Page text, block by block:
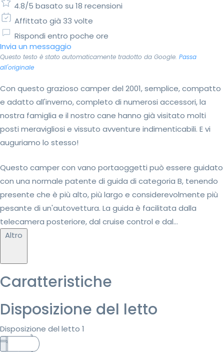
4.8/5 basato su 18 recensioni
Affittato già 33 volte
Rispondi entro poche ore
Invia un messaggio
Questo testo è stato automaticamente tradotto da Google. Passa
all'originale
Con questo grazioso camper del 2001, semplice, compatto
e adatto all'inverno, completo di numerosi accessori, la
nostra famiglia e il nostro cane hanno già visitato molti
posti meravigliosi e vissuto avventure indimenticabili. E vi
auguriamo lo stesso!
Questo camper con vano portaoggetti può essere guidato
con una normale patente di guida di categoria B, tenendo
presente che è più alto, più largo e considerevolmente più
pesante di un'autovettura. La guida è facilitata dalla
telecamera posteriore, dal cruise control e dal...
Altro
Caratteristiche
Disposizione del letto
Disposizione del letto 1